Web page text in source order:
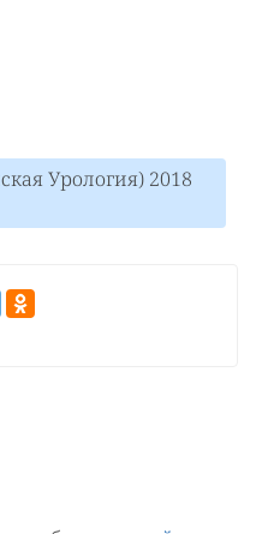
Урология) 2018